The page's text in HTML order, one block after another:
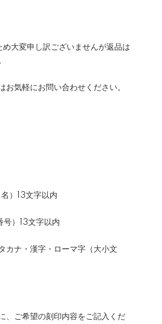
大変申し訳ございませんが返品は
。
お気軽にお問い合わせください。
名）13文字以内
号）13文字以内
カナ・漢字・ローマ字（大小文
、ご希望の刻印内容をご記入くだ